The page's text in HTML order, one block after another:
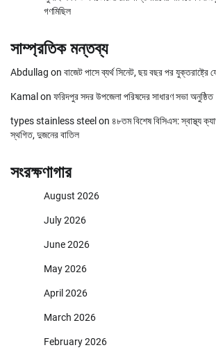
গণমিছিল
সাম্প্রতিক মন্তব্য
Abdullag on বাজেট পাসে ব্যর্থ সিনেট, ছয় বছর পর যুক্তরাষ্ট্রে
Kamal on ফরিদপুর সদর উপজেলা পরিষদের সাধারণ সভা অনুষ্ঠিত
types stainless steel on ৪৮তম বিশেষ বিসিএস: স্বাস্থ্য
স্থগিত, দুজনের বাতিল
সংরক্ষণাগার
August 2026
July 2026
June 2026
May 2026
April 2026
March 2026
February 2026